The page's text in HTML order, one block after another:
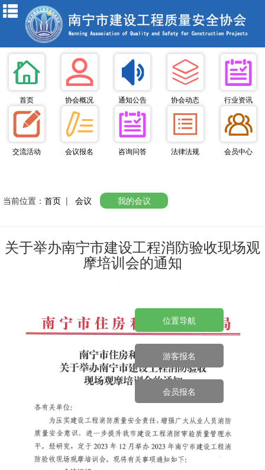
首页 协会概况 通知公告 协会动态 行业资讯
交流活动 会议报名 咨询问答 法律法规 会员中心
当前位置： 首页 | 会议 我的会议
关于举办南宁市建设工程消防验收现场观
摩培训会的通知
位置导航
游客报名
会员报名